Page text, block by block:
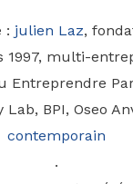
: julien Laz,
1997, multi-
Entreprendre
BPI, Oseo
contemporain
.